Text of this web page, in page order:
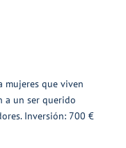
mujeres que viven
a un ser querido
Inversión: 700 €